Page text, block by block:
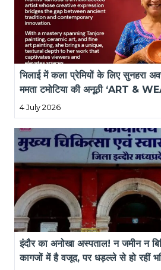
भिलाई में कला प्रेमियों के लिए सुनहरा
ममता टमोटिया की अनूठी ‘ART &
EXHIBITION’ आज और कल,
DHILLON BHILAI में
4 July 2026
इंदौर का अनोखा अस्पताल! न जमीन न
कागजों में है वजूद, पर धड़ल्ले से हो रहीं